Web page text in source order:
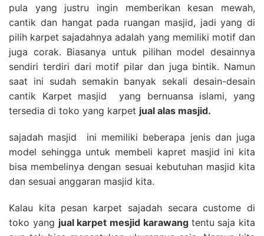
pula yang justru ingin memberikan kesan mewah,
cantik dan hangat pada ruangan masjid, jadi yang di
pilih karpet sajadahnya adalah yang memiliki motif dan
juga corak. Biasanya untuk pilihan model desainnya
sendiri terdiri dari motif pilar dan juga bintik. Namun
saat ini sudah semakin banyak sekali desain-desain
cantik Karpet masjid yang bernuansa islami, yang
tersedia di toko yang karpet jual alas masjid.
sajadah masjid ini memiliki beberapa jenis dan juga
model sehingga untuk membeli kapret masjid ini kita
bisa membelinya dengan sesuai kebutuhan masjid kita
dan sesuai anggaran masjid kita.
Kalau kita pesan karpet sajadah secara custome di
toko yang jual karpet mesjid karawang tentu saja kita